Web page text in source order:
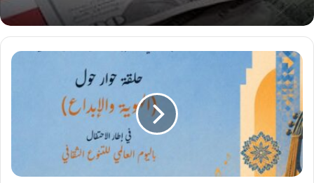
نقاشات
حول
الهوية
و
الإبداع
"
في
احتفال